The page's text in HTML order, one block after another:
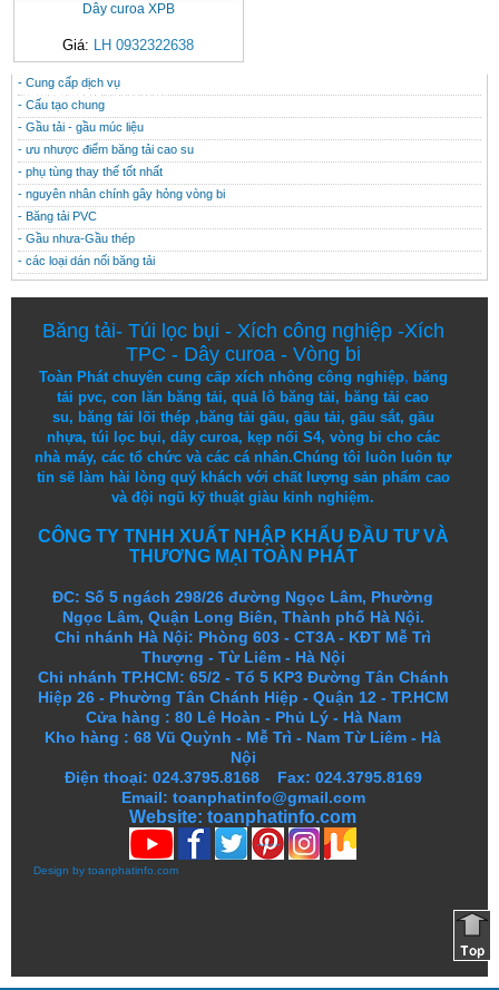
Dây curoa XPB
Giá: LH 0932322638
CONTACT
THÔNG TIN HỮU ÍCH
- Cung cấp dịch vụ
- Cấu tạo chung
- Gầu tải - gầu múc liệu
- ưu nhược điểm băng tải cao su
- phụ tùng thay thế tốt nhất
- nguyên nhân chính gây hỏng vòng bi
- Băng tải PVC
- Gầu nhưa-Gầu thép
- các loại dán nối băng tải
Băng tải- Túi lọc bụi - Xích công nghiệp-Xích
TPC - Dây curoa- Vòng bi
Toàn Phát chuyên cung cấp xích nhông công nghiệp, băng
tải pvc,con lăn băng tải,quả lô băng tải, băng tải cao
su, băng tải lõi thép, băng tải gầu, gầu tải, gầu sắt, gầu
nhựa, túi lọc bụi, dây curoa, kẹp nối S4, vòng bi cho các
nhà máy, các tổ chức và các cá nhân.Chúng tôi luôn luôn tự
tin sẽ làm hài lòng quý khách với chất lượng sảnphẩm cao
vàđội ngũ kỹ thuậtgiàu kinh nghiệm.
CÔNG TY TNHH XUẤT NHẬP KHẨU ĐẦU TƯ VÀ
THƯƠNG MẠI TOÀN PHÁT
ĐC: Số 5 ngách 298/26 đường Ngọc Lâm, Phường
Ngọc Lâm, Quận Long Biên, Thành phố Hà Nội.
Chi nhánh Hà Nội: Phòng 603 - CT3A - KĐT Mễ Trì
Thượng - Từ Liêm - Hà Nội
Chi nhánh TP.HCM: 65/2 - Tổ 5 KP3 Đường Tân Chánh
Hiệp 26 - Phường Tân Chánh Hiệp - Quận 12 - TP.HCM
Cửa hàng : 80 Lê Hoàn - Phủ Lý - Hà Nam
Kho hàng :68 Vũ Quỳnh - Mễ Trì - Nam Từ Liêm - Hà
Nội
Điện thoại: 024.3795.8168 Fax: 024.3795.8169
Email: toanphatinfo@gmail.com
Website: toanphatinfo.com
Design by toanphatinfo.com